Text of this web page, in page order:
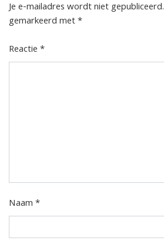
Je e-mailadres wordt niet gepubliceerd.
gemarkeerd met*
Reactie*
Naam*